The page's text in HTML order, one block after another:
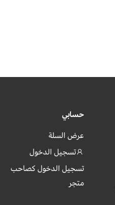
حسابي
عرض السلة
تسجيل الدخول
تسجيل الدخول كصاحب
متجر